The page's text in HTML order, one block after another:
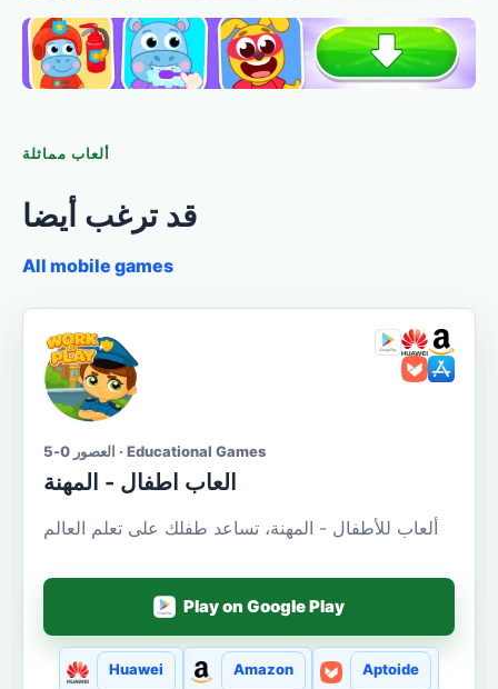
ألعاب مماثلة
قد ترغب أيضا
All mobile games
العصور 0-5 · Educational Games
العاب اطفال - المهنة
ألعاب للأطفال - المهنة، تساعد طفلك على تعلم العالم
Play on Google Play
Huawei Amazon Aptoide